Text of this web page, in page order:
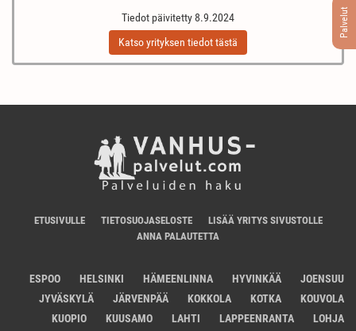
Palvelut
Tiedot päivitetty 8.9.2024
Katso yrityksen tiedot tästä
ETUSIVULLE TIETOSUOJASELOSTE
LISÄÄ YRITYS SIVUSTOLLE
ANNA PALAUTETTA
ESPOO HELSINKI HÄMEENLINNA HYVINKÄÄ
JOENSUU
JYVÄSKYLÄ
JÄRVENPÄÄ KOKKOLA KOTKA
KOUVOLA
KUOPIO
KUUSAMO LAHTI LAPPEENRANTA
LOHJA